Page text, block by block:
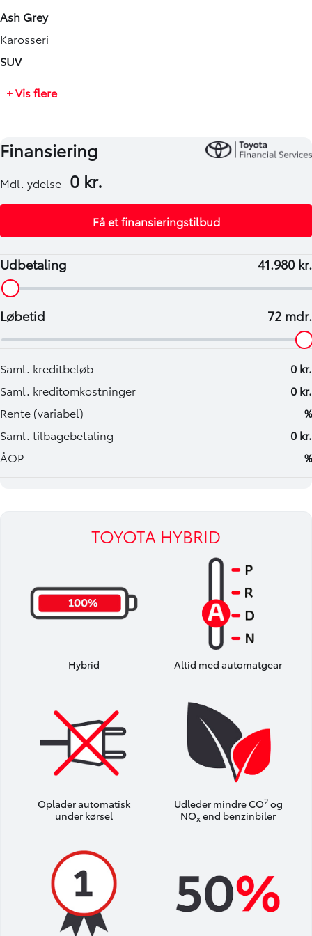
Ash Grey
Karosseri
SUV
Automatisk
4180 mm
Tilkoblingsvægt med bremser
750 kg
550 kg
+ Vis flere
TOYOTA HYBRID
Hybrid Altid med automatgear
Oplader automatisk
under kørsel
Udleder mindre CO2og
NOxend benzinbiler